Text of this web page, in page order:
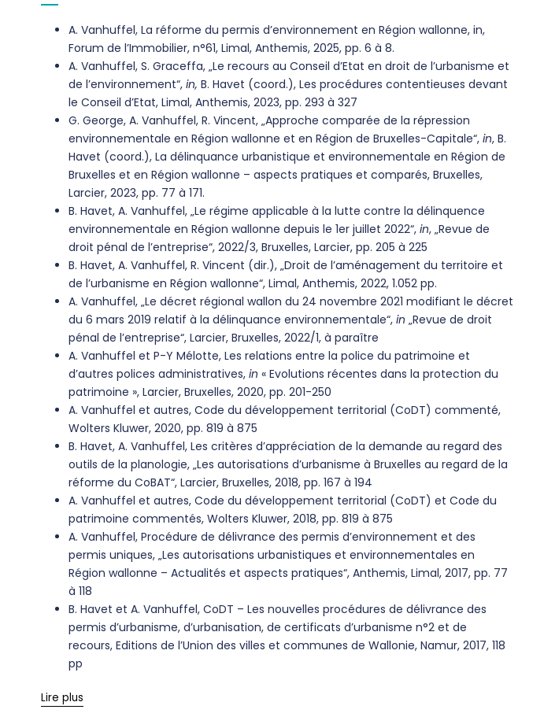
A. Vanhuffel, La réforme du permis d’environnement en Région wallonne, in,
Forum de l’Immobilier, n°61, Limal, Anthemis, 2025, pp. 6 à 8.
A. Vanhuffel, S. Graceffa, „Le recours au Conseil d’Etat en droit de l’urbanisme et
de l’environnement“, in, B. Havet (coord.), Les procédures contentieuses devant
le Conseil d’Etat, Limal, Anthemis, 2023, pp. 293 à 327
G. George, A. Vanhuffel, R. Vincent, „Approche comparée de la répression
environnementale en Région wallonne et en Région de Bruxelles-Capitale“, in, B.
Havet (coord.), La délinquance urbanistique et environnementale en Région de
Bruxelles et en Région wallonne – aspects pratiques et comparés, Bruxelles,
Larcier, 2023, pp. 77 à 171.
B. Havet, A. Vanhuffel, „Le régime applicable à la lutte contre la délinquence
environnementale en Région wallonne depuis le 1er juillet 2022“, in, „Revue de
droit pénal de l’entreprise“, 2022/3, Bruxelles, Larcier, pp. 205 à 225
B. Havet, A. Vanhuffel, R. Vincent (dir.), „Droit de l’aménagement du territoire et
de l’urbanisme en Région wallonne“, Limal, Anthemis, 2022, 1.052 pp.
A. Vanhuffel, „Le décret régional wallon du 24 novembre 2021 modifiant le décret
du 6 mars 2019 relatif à la délinquance environnementale“, in „Revue de droit
pénal de l’entreprise“, Larcier, Bruxelles, 2022/1, à paraître
A. Vanhuffel et P-Y Mélotte, Les relations entre la police du patrimoine et
d’autres polices administratives, in « Evolutions récentes dans la protection du
patrimoine », Larcier, Bruxelles, 2020, pp. 201-250
A. Vanhuffel et autres, Code du développement territorial (CoDT) commenté,
Wolters Kluwer, 2020, pp. 819 à 875
B. Havet, A. Vanhuffel, Les critères d’appréciation de la demande au regard des
outils de la planologie, „Les autorisations d’urbanisme à Bruxelles au regard de la
réforme du CoBAT“, Larcier, Bruxelles, 2018, pp. 167 à 194
A. Vanhuffel et autres, Code du développement territorial (CoDT) et Code du
patrimoine commentés, Wolters Kluwer, 2018, pp. 819 à 875
A. Vanhuffel, Procédure de délivrance des permis d’environnement et des
permis uniques, „Les autorisations urbanistiques et environnementales en
Région wallonne – Actualités et aspects pratiques“, Anthemis, Limal, 2017, pp. 77
à 118
B. Havet et A. Vanhuffel, CoDT – Les nouvelles procédures de délivrance des
permis d’urbanisme, d’urbanisation, de certificats d’urbanisme n°2 et de
recours, Editions de l’Union des villes et communes de Wallonie, Namur, 2017, 118
pp
Lire plus